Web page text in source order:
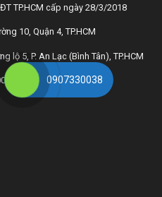
TP.HCM cấp ngày 28/3/2018
10, Quận 4, TP.HCM
lộ 5, P. An Lạc (Bình Tân), TP.HCM
0907330038